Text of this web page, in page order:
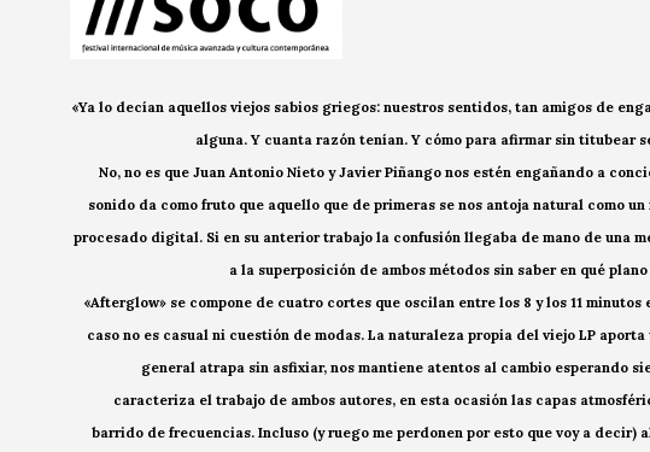
«Ya lo decían aquellos viejos sabios griegos: nuestros sentidos, tan amigos de
alguna. Y cuanta razón tenían. Y cómo para afirmar sin titubear
No, no es que Juan Antonio Nieto y Javier Piñango nos estén engañando a
sonido da como fruto que aquello que de primeras se nos antoja natural como
procesado digital. Si en su anterior trabajo la confusión llegaba de mano de una
a la superposición de ambos métodos sin saber en qué
«Afterglow» se compone de cuatro cortes que oscilan entre los 8 y los 11
caso no es casual ni cuestión de modas. La naturaleza propia del viejo LP
general atrapa sin asfixiar, nos mantiene atentos al cambio esperando
caracteriza el trabajo de ambos autores, en esta ocasión las capas
barrido de frecuencias. Incluso (y ruego me perdonen por esto que voy a